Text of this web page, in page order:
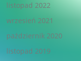
listopad 2022
wrzesień 2021
październik 2020
listopad 2019